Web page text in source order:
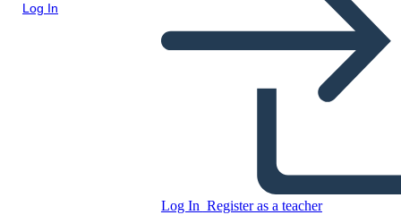
Log In
Log In Register as a teacher
Ambiente e Cultura Caraibici